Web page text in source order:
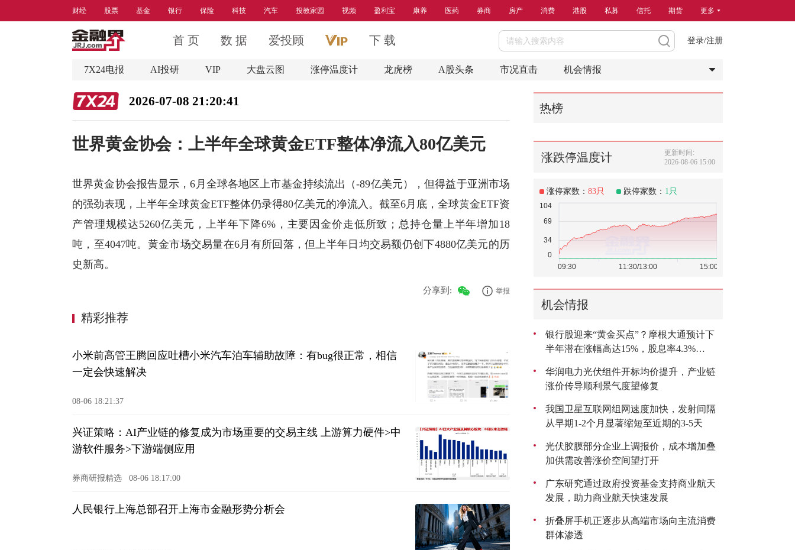
财经 股票 基金 银行 保险 科技 汽车 投教家园 视频 盈利宝 康养 医药 券商 房产 消费 港股 私募 信托 期货 更多
首 页 数 据 爱投顾 下 载 登录/注册
7X24电报 AI投研 VIP 大盘云图 涨停温度计 龙虎榜 A股头条 市况直击 机会情报
2026-07-08 21:20:41
世界黄金协会：上半年全球黄金ETF整体净流入80亿美元
世界黄金协会报告显示，6月全球各地区上市基金持续流出（-89亿美元），但得益于亚洲市场
的强劲表现，上半年全球黄金ETF整体仍录得80亿美元的净流入。截至6月底，全球黄金ETF资
产管理规模达5260亿美元，上半年下降6%，主要因金价走低所致；总持仓量上半年增加18
吨，至4047吨。黄金市场交易量在6月有所回落，但上半年日均交易额仍创下4880亿美元的历
史新高。
分享到: 举报
精彩推荐
小米前高管王腾回应吐槽小米汽车泊车辅助故障：有bug很正常，相信
一定会快速解决
08-06 18:21:37
兴证策略：AI产业链的修复成为市场重要的交易主线 上游算力硬件>中
游软件服务>下游端侧应用
券商研报精选 08-06 18:17:00
人民银行上海总部召开上海市金融形势分析会
热榜
涨跌停温度计
更新时间:
2026-08-06 15:00
涨停家数： 83只 跌停家数： 1只
机会情报
银行股迎来“黄金买点”？摩根大通预计下
半年潜在涨幅高达15%，股息率4.3%
华润电力光伏组件开标均价提升，产业链
涨价传导顺利景气度望修复
我国卫星互联网组网速度加快，发射间隔
从早期1-2个月显著缩短至近期的3-5天
光伏胶膜部分企业上调报价，成本增加叠
加供需改善涨价空间望打开
广东研究通过政府投资基金支持商业航天
发展，助力商业航天快速发展
折叠屏手机正逐步从高端市场向主流消费
群体渗透